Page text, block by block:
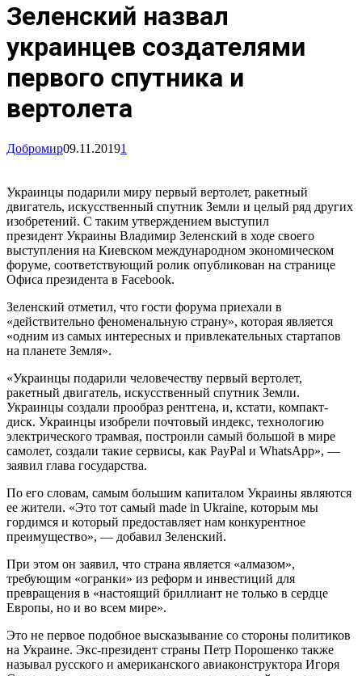
Зеленский назвал
украинцев создателями
первого спутника и
вертолета
Добромир09.11.20191
Украинцы подарили миру первый вертолет, ракетный
двигатель, искусственный спутник Земли и целый ряд других
изобретений. С таким утверждением выступил
президент Украины Владимир Зеленский в ходе своего
выступления на Киевском международном экономическом
форуме, соответствующий ролик опубликован на странице
Офиса президента в Facebook.
Зеленский отметил, что гости форума приехали в
«действительно феноменальную страну», которая является
«одним из самых интересных и привлекательных стартапов
на планете Земля».
«Украинцы подарили человечеству первый вертолет,
ракетный двигатель, искусственный спутник Земли.
Украинцы создали прообраз рентгена, и, кстати, компакт-
диск. Украинцы изобрели почтовый индекс, технологию
электрического трамвая, построили самый большой в мире
самолет, создали такие сервисы, как PayPal и WhatsApp», —
заявил глава государства.
По его словам, самым большим капиталом Украины являются
ее жители. «Это тот самый made in Ukraine, которым мы
гордимся и который предоставляет нам конкурентное
преимущество», — добавил Зеленский.
При этом он заявил, что страна является «алмазом»,
требующим «огранки» из реформ и инвестиций для
превращения в «настоящий бриллиант не только в сердце
Европы, но и во всем мире».
Это не первое подобное высказывание со стороны политиков
на Украине. Экс-президент страны Петр Порошенко также
называл русского и американского авиаконструктора Игоря